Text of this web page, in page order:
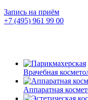
Запись на приём
+7 (495) 961 99 00
Врачебная
Аппаратная